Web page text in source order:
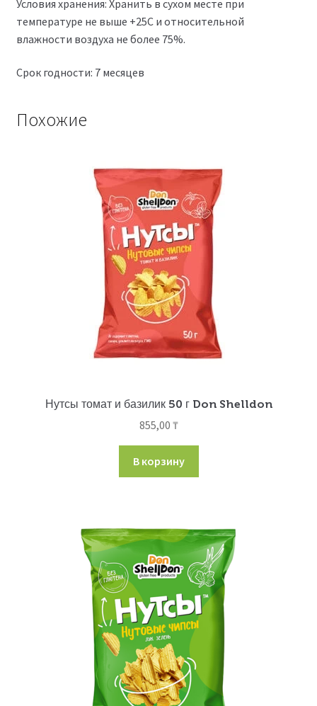
Условия хранения: Хранить в сухом месте при
температуре не выше +25С и относительной
влажности воздуха не более 75%.
Срок годности: 7 месяцев
Похожие
Нутсы томат и базилик 50 г Don Shelldon
855,00 ₸
В корзину